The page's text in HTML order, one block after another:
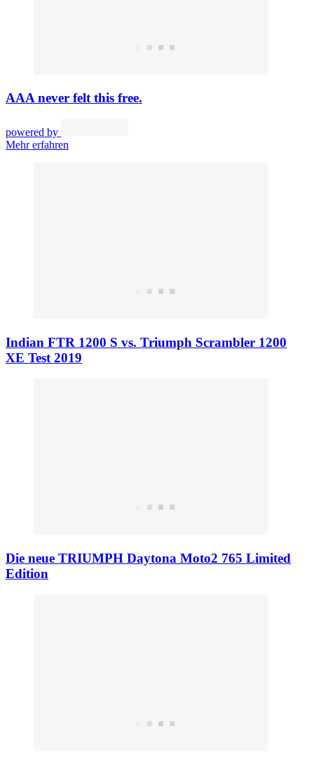
AAA never felt this free.
powered by
Mehr erfahren
Indian FTR 1200 S vs. Triumph Scrambler 1200
XE Test 2019
Die neue TRIUMPH Daytona Moto2 765 Limited
Edition